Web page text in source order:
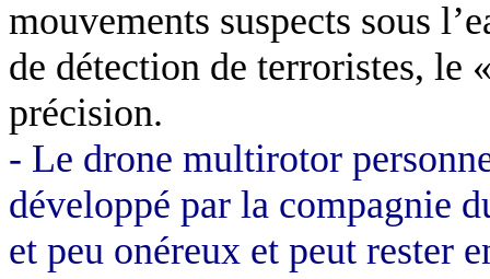
mouvements suspects sous
de détection de terroristes, le
précision.
- Le drone multirotor
développé par la compagnie
et peu onéreux et peut rester